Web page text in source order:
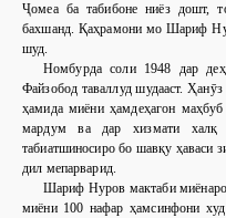
Ҷомеа ба табибоне ниёз дошт,
бахшанд. Қаҳрамони мо Шариф
шуд.
Номбурда соли 1948 дар
Файзобод таваллуд шудааст.
ҳамида миёни ҳамдеҳагон
мардум ва дар хизмати
табиатшиносиро бо шавқу ҳаваси
дил мепарварид.
Шариф Нуров мактаби
миёни 100 нафар ҳамсинфони